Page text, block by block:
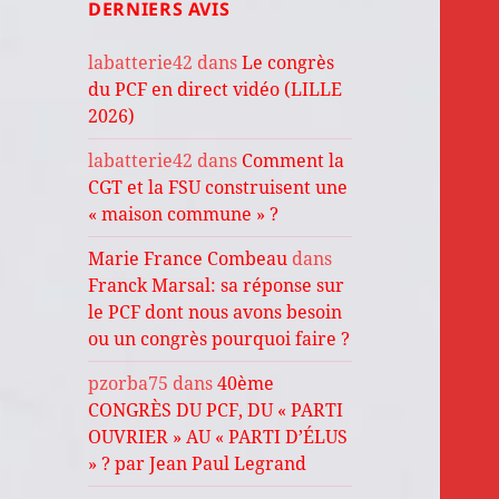
DERNIERS AVIS
labatterie42 dansLe congrès
du PCF en direct vidéo (LILLE
2026)
labatterie42 dans Comment la
CGT et la FSU construisent une
« maison commune » ?
Marie France Combeau dans
Franck Marsal: sa réponse sur
le PCF dont nous avons besoin
ou un congrès pourquoi faire ?
pzorba75 dans40ème
CONGRÈS DU PCF, DU « PARTI
OUVRIER » AU « PARTI D’ÉLUS
» ? par Jean Paul Legrand